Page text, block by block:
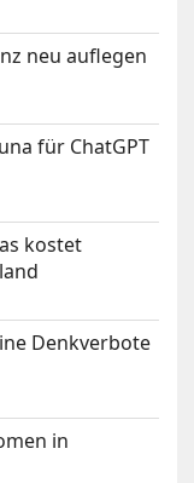
neu auflegen
für ChatGPT
kostet
Denkverbote
in